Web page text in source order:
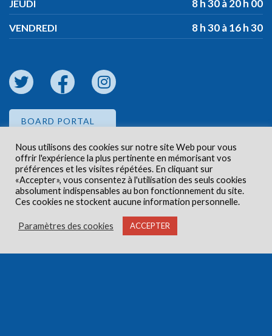
JEUDI 8 h 30 à 20 h 00
VENDREDI 8 h 30 à 16 h 30
BOARD PORTAL
EMPLOYEE PORTAL
Droits d'auteur © 2026 Centre de santé communautaire
Carlington. Tous droits réservés.
Nous utilisons des cookies sur notre site Web pour vous
offrir l'expérience la plus pertinente en mémorisant vos
préférences et les visites répétées. En cliquant sur
«Accepter», vous consentez à l'utilisation des seuls cookies
absolument indispensables au bon fonctionnement du site.
Ces cookies ne stockent aucune information personnelle.
Paramètres des cookies ACCEPTER